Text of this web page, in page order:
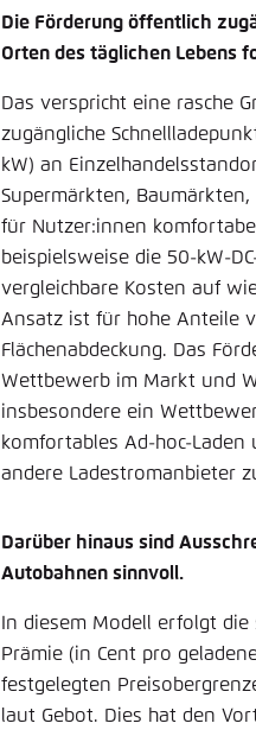
Die Förderung öffentlich
Orten des täglichen Lebens
Das verspricht eine rasche
zugängliche
kW) an
Supermärkten,
für Nutzer:innen
beispielsweise die 50-kW-
vergleichbare Kosten auf
Ansatz ist für hohe Anteile
Flächenabdeckung. Das
Wettbewerb im Markt und
insbesondere ein
komfortables Ad-hoc-
andere Ladestromanbieter
Darüber hinaus sind
Autobahnen sinnvoll.
In diesem Modell erfolgt
Prämie (in Cent pro
festgelegten
laut Gebot. Dies hat den